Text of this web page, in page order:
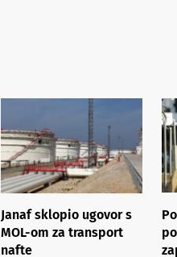
Janaf sklopio ugovor s
MOL-om za transport
nafte